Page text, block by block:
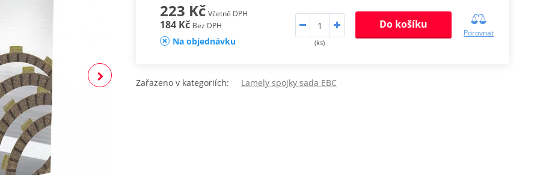
223 Kč Včetně DPH
184 Kč Bez DPH
Na objednávku (ks)
Do košíku
Porovnat
Zařazeno v kategoriích: Lamely spojky sada EBC